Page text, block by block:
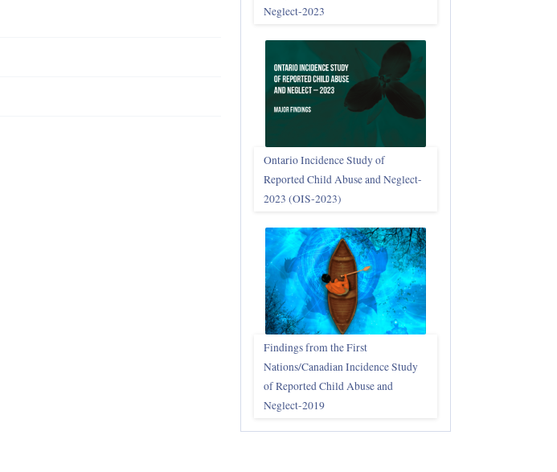
Neglect‑2023
Ontario Incidence Study of
Reported Child Abuse and Neglect-
2023 (OIS‑2023)
Findings from the First
Nations/Canadian Incidence Study
of Reported Child Abuse and
Neglect-2019